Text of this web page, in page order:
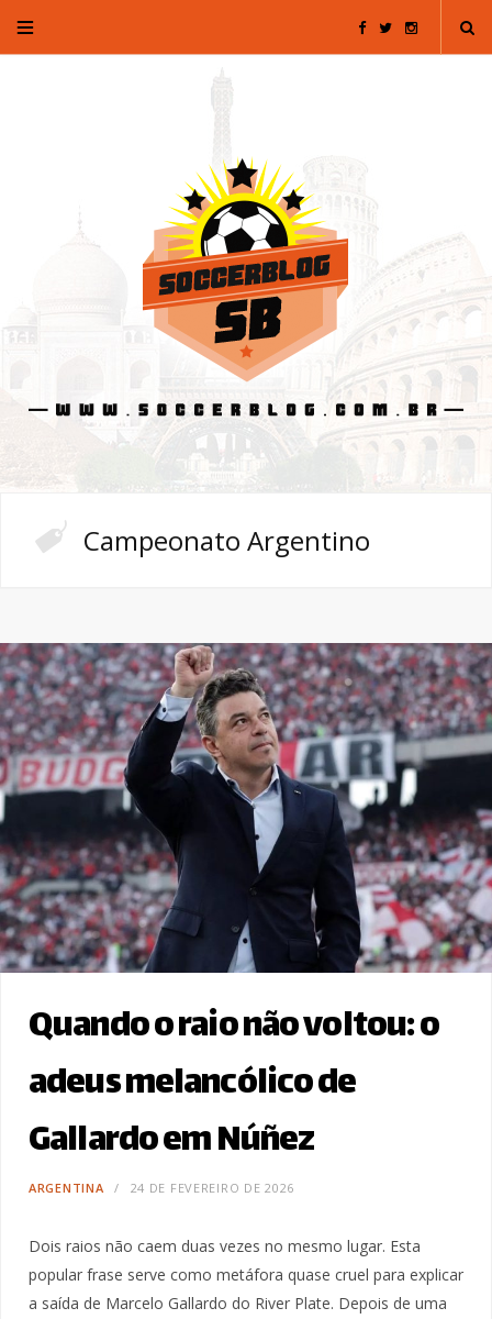
F T I
a
a
Campeonato Argentino
Quando o raio não voltou: o
adeus melancólico de
Gallardo em Núñez
ARGENTINA 24 DE FEVEREIRO DE 2026
Dois raios não caem duas vezes no mesmo lugar. Esta
popular frase serve como metáfora quase cruel para explicar
a saída de Marcelo Gallardo do River Plate. Depois de uma